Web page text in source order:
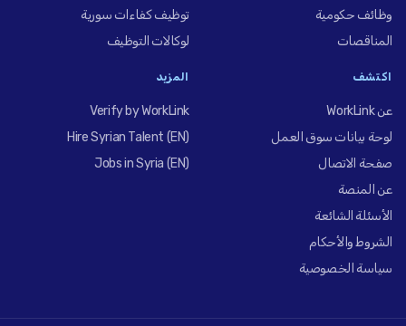
وظائف حكومية
المناقصات
توظيف كفاءات سورية
لوكالات التوظيف
اكتشف
عن WorkLink
لوحة بيانات سوق العمل
صفحة الاتصال
عن المنصة
الأسئلة الشائعة
الشروط والأحكام
سياسة الخصوصية
المزيد
Verify by WorkLink
Hire Syrian Talent (EN)
Jobs in Syria (EN)